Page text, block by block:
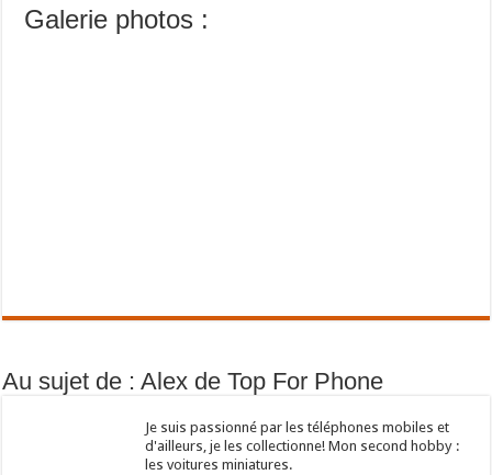
Galerie photos :
Au sujet de : Alex de Top For Phone
Je suis passionné par les téléphones mobiles et
d'ailleurs, je les collectionne! Mon second hobby :
les voitures miniatures.